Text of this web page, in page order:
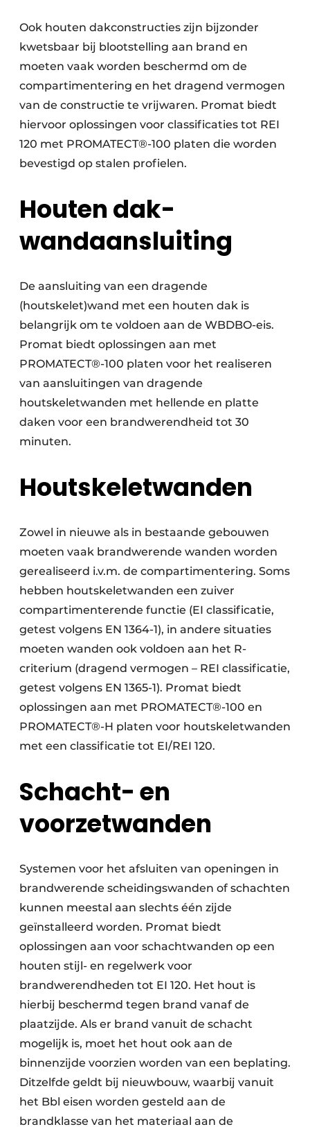
Ook houten dakconstructies zijn bijzonder
kwetsbaar bij blootstelling aan brand en
moeten vaak worden beschermd om de
compartimentering en het dragend vermogen
van de constructie te vrijwaren. Promat biedt
hiervoor oplossingen voor classificaties tot REI
120 met PROMATECT®-100 platen die worden
bevestigd op stalen profielen.
Houten dak-
wandaansluiting
De aansluiting van een dragende
(houtskelet)wand met een houten dak is
belangrijk om te voldoen aan de WBDBO-eis.
Promat biedt oplossingen aan met
PROMATECT®-100 platen voor het realiseren
van aansluitingen van dragende
houtskeletwanden met hellende en platte
daken voor een brandwerendheid tot 30
minuten.
Houtskeletwanden
Zowel in nieuwe als in bestaande gebouwen
moeten vaak brandwerende wanden worden
gerealiseerd i.v.m. de compartimentering. Soms
hebben houtskeletwanden een zuiver
compartimenterende functie (EI classificatie,
getest volgens EN 1364-1), in andere situaties
moeten wanden ook voldoen aan het R-
criterium (dragend vermogen – REI classificatie,
getest volgens EN 1365-1). Promat biedt
oplossingen aan met PROMATECT®-100 en
PROMATECT®-H platen voor houtskeletwanden
met een classificatie tot EI/REI 120.
Schacht- en
voorzetwanden
Systemen voor het afsluiten van openingen in
brandwerende scheidingswanden of schachten
kunnen meestal aan slechts één zijde
geïnstalleerd worden. Promat biedt
oplossingen aan voor schachtwanden op een
houten stijl- en regelwerk voor
brandwerendheden tot EI 120. Het hout is
hierbij beschermd tegen brand vanaf de
plaatzijde. Als er brand vanuit de schacht
mogelijk is, moet het hout ook aan de
binnenzijde voorzien worden van een beplating.
Ditzelfde geldt bij nieuwbouw, waarbij vanuit
het Bbl eisen worden gesteld aan de
brandklasse van het materiaal aan de